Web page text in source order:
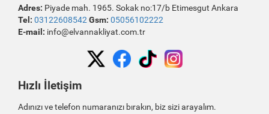
Adres: Piyade mah. 1965. Sokak no:17/b Etimesgut Ankara
Tel: 03122608542 Gsm: 05056102222
E-mail: info@elvannakliyat.com.tr
Hızlı İletişim
Adınızı ve telefon numaranızı bırakın, biz sizi arayalım.